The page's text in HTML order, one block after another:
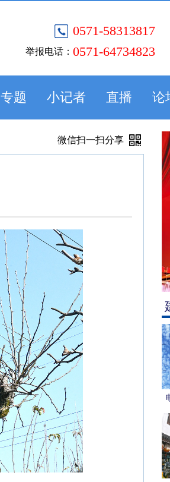
0571-58313817
举报电话： 0571-64734823
专题 小记者 直播 论
微信扫一扫分享